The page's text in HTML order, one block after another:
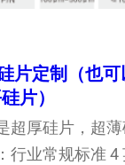
片定制（也
片）
超厚硅片，超
行业常规标准 4